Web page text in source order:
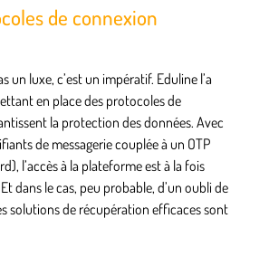
de connexion
un luxe, c’est un impératif. Eduline l’a
en place des protocoles de
la protection des données. Avec
de messagerie couplée à un OTP
l’accès à la plateforme est à la fois
dans le cas, peu probable, d’un oubli de
solutions de récupération efficaces sont